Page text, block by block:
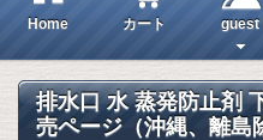
Home カート guest
排水口 水 蒸発防止剤
売ページ（沖縄、離島